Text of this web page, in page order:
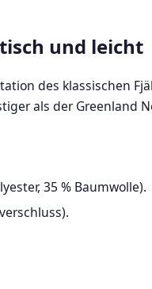
und leicht
des klassischen
als der Greenland
35 % Baumwolle).